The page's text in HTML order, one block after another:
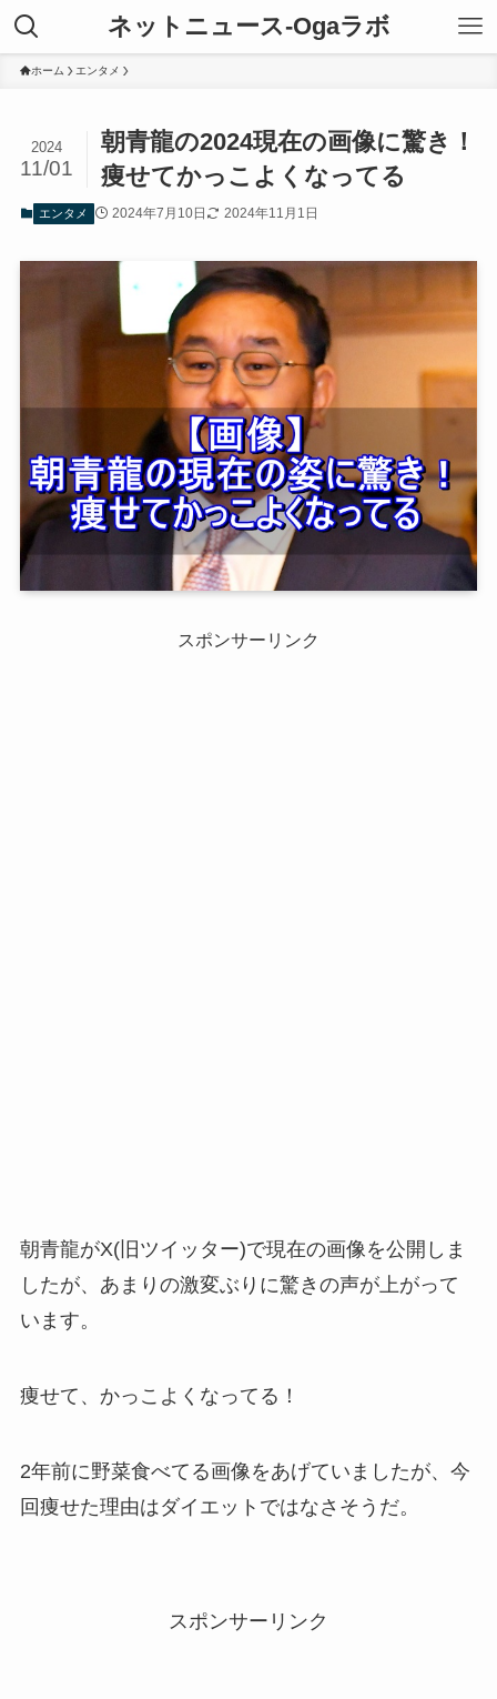
ネットニュース-Ogaラボ
ホーム エンタメ
朝青龍の2024現在の画像に驚き！
痩せてかっこよくなってる
2024
11/01
エンタメ 2024年7月10日 2024年11月1日
スポンサーリンク
朝青龍がX(旧ツイッター)で現在の画像を公開しま
したが、あまりの激変ぶりに驚きの声が上がって
います。
痩せて、かっこよくなってる！
2年前に野菜食べてる画像をあげていましたが、今
回痩せた理由はダイエットではなさそうだ。
スポンサーリンク